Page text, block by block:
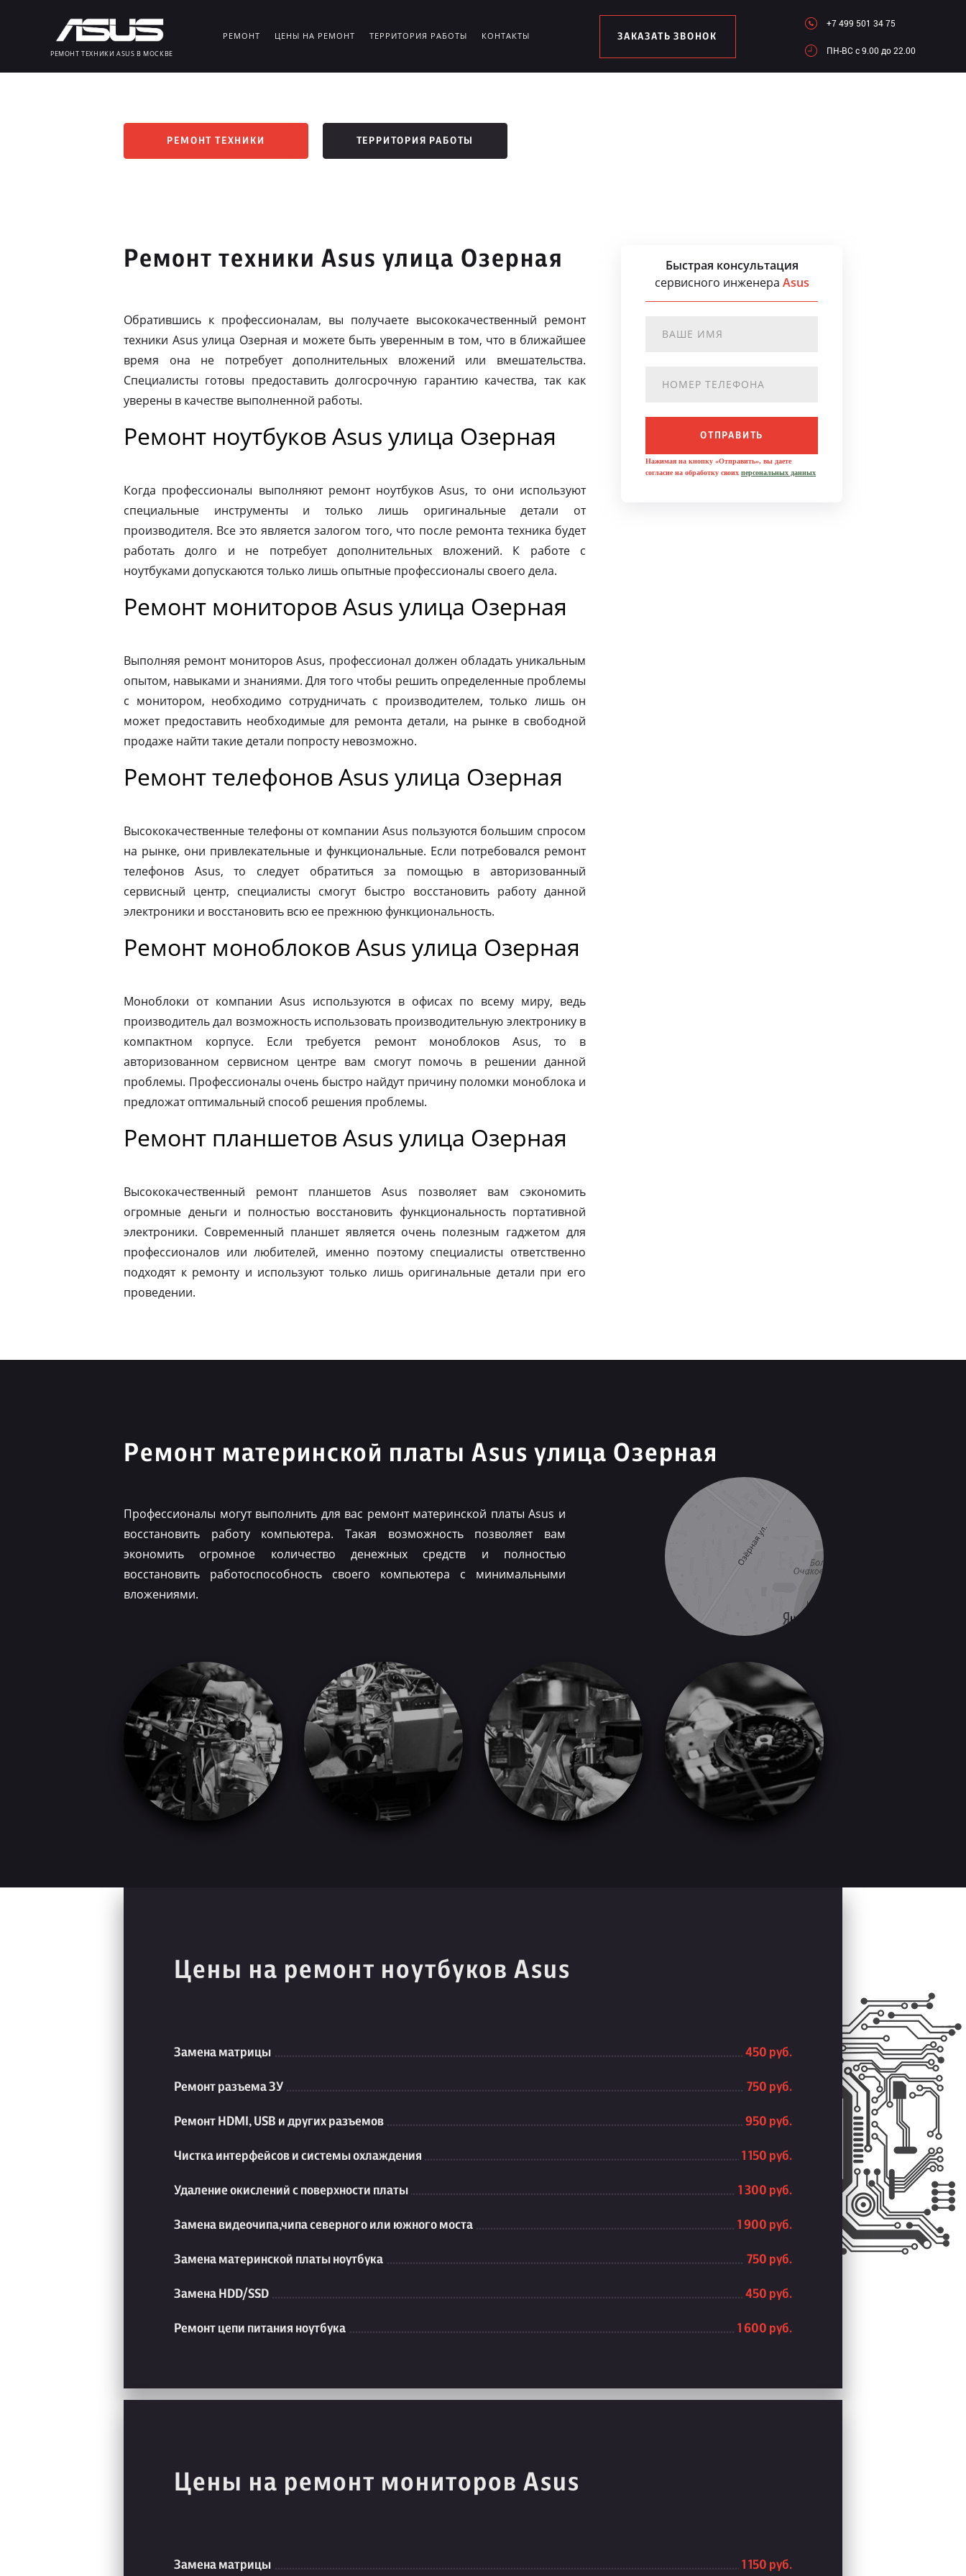
РЕМОНТ ТЕХНИКИ ASUS В МОСКВЕ
РЕМОНТ ЦЕНЫ НА РЕМОНТ ТЕРРИТОРИЯ РАБОТЫ КОНТАКТЫ ЗАКАЗАТЬ ЗВОНОК
+7 499 501 34 75
ПН-ВC c 9.00 до 22.00
РЕМОНТ ТЕХНИКИ ТЕРРИТОРИЯ РАБОТЫ
Ремонт техники Asus улица Озерная
Обратившись к профессионалам, вы получаете высококачественный ремонт
техники Asus улица Озерная и можете быть уверенным в том, что в ближайшее
время она не потребует дополнительных вложений или вмешательства.
Специалисты готовы предоставить долгосрочную гарантию качества, так как
уверены в качестве выполненной работы.
Ремонт ноутбуков Asus улица Озерная
Когда профессионалы выполняют ремонт ноутбуков Asus, то они используют
специальные инструменты и только лишь оригинальные детали от
производителя. Все это является залогом того, что после ремонта техника будет
работать долго и не потребует дополнительных вложений. К работе с
ноутбуками допускаются только лишь опытные профессионалы своего дела.
Ремонт мониторов Asus улица Озерная
Выполняя ремонт мониторов Asus, профессионал должен обладать уникальным
опытом, навыками и знаниями. Для того чтобы решить определенные проблемы
с монитором, необходимо сотрудничать с производителем, только лишь он
может предоставить необходимые для ремонта детали, на рынке в свободной
продаже найти такие детали попросту невозможно.
Ремонт телефонов Asus улица Озерная
Высококачественные телефоны от компании Asus пользуются большим спросом
на рынке, они привлекательные и функциональные. Если потребовался ремонт
телефонов Asus, то следует обратиться за помощью в авторизованный
сервисный центр, специалисты смогут быстро восстановить работу данной
электроники и восстановить всю ее прежнюю функциональность.
Ремонт моноблоков Asus улица Озерная
Моноблоки от компании Asus используются в офисах по всему миру, ведь
производитель дал возможность использовать производительную электронику в
компактном корпусе. Если требуется ремонт моноблоков Asus, то в
авторизованном сервисном центре вам смогут помочь в решении данной
проблемы. Профессионалы очень быстро найдут причину поломки моноблока и
предложат оптимальный способ решения проблемы.
Ремонт планшетов Asus улица Озерная
Высококачественный ремонт планшетов Asus позволяет вам сэкономить
огромные деньги и полностью восстановить функциональность портативной
электроники. Современный планшет является очень полезным гаджетом для
профессионалов или любителей, именно поэтому специалисты ответственно
подходят к ремонту и используют только лишь оригинальные детали при его
проведении.
Быстрая консультация
сервисного инженера Asus
ОТПРАВИТЬ
Нажимая на кнопку «Отправить», вы даете
согласие на обработку своих персональных данных
Ремонт материнской платы Asus улица Озерная
Профессионалы могут выполнить для вас ремонт материнской платы Asus и
восстановить работу компьютера. Такая возможность позволяет вам
экономить огромное количество денежных средств и полностью
восстановить работоспособность своего компьютера с минимальными
вложениями.
Цены на ремонт ноутбуков Asus
Замена матрицы 450 руб.
Ремонт разъема ЗУ 750 руб.
Ремонт HDMI, USB и других разъемов 950 руб.
Чистка интерфейсов и системы охлаждения 1 150 руб.
Удаление окислений с поверхности платы 1 300 руб.
Замена видеочипа,чипа северного или южного моста 1 900 руб.
Замена материнской платы ноутбука 750 руб.
Замена HDD/SSD 450 руб.
Ремонт цепи питания ноутбука 1 600 руб.
Цены на ремонт мониторов Asus
Замена матрицы 1 150 руб.